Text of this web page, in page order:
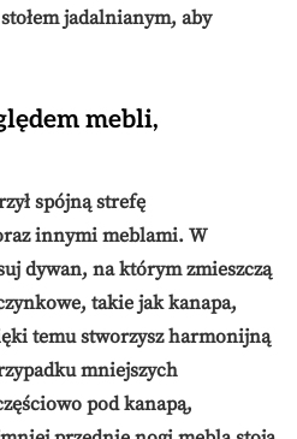
jadalnianym, aby
mebli,
spójną strefę
innymi meblami. W
dywan, na którym zmieszczą
takie jak kanapa,
temu stworzysz harmonijną
mniejszych
pod kanapą,